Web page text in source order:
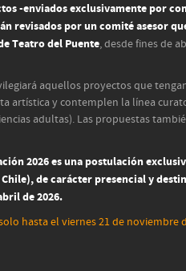
-enviados exclusivamente por
revisados por un comité asesor
Teatro del Puente, desde fines de
aquellos proyectos que
artística y contemplen la línea
adultas). Las propuestas
2026 es una postulación
de carácter presencial y
de 2026.
hasta el viernes 21 de noviembre